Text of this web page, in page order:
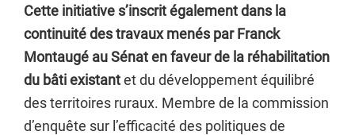
Cette initiative s’inscrit également dans la
continuité des travaux menés par Franck
Montaugé au Sénat en faveur de la réhabilitation
du bâti existantet du développement équilibré
des territoires ruraux. Membre de la commission
d’enquête sur l’efficacité des politiques de